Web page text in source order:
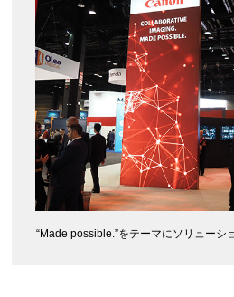
“Made possible.”をテーマにソリューシ